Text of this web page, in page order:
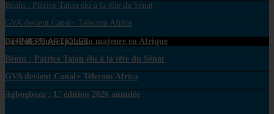
Bénin : Patrice Talon élu à la tête du Sénat
GVA devient Canal+ Telecom Africa
DERNIERS ARTICLES
PayPal : Une expansion majeure en Afrique
Bénin : Patrice Talon élu à la tête du Sénat
GVA devient Canal+ Telecom Africa
Agbogboza : L’ édition 2026 annulée